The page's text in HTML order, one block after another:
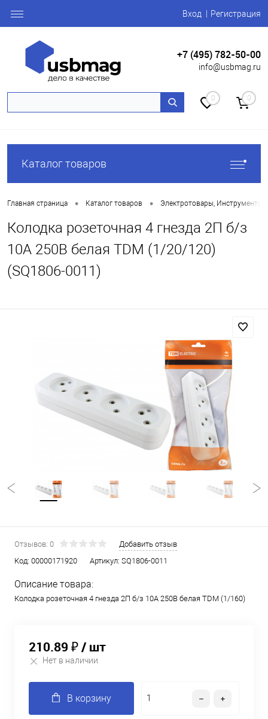
Вход Регистрация
+7 (495) 782-50-00
info@usbmag.ru
0 0
Каталог товаров
Главная страница • Каталог товаров • Электротовары, Инструменты
Колодка розеточная 4 гнезда 2П б/з
10А 250В белая TDM (1/20/120)
(SQ1806-0011)
Отзывов: 0
Добавить отзыв
Код: 00000171920 Артикул: SQ1806-0011
Описание товара:
Колодка розеточная 4 гнезда 2П б/з 10А 250В белая TDM (1/160)
210.89 ₽/ шт
Нет в наличии
В корзину